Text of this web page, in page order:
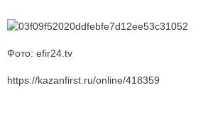
Фото: efir24.tv
https://kazanfirst.ru/online/418359